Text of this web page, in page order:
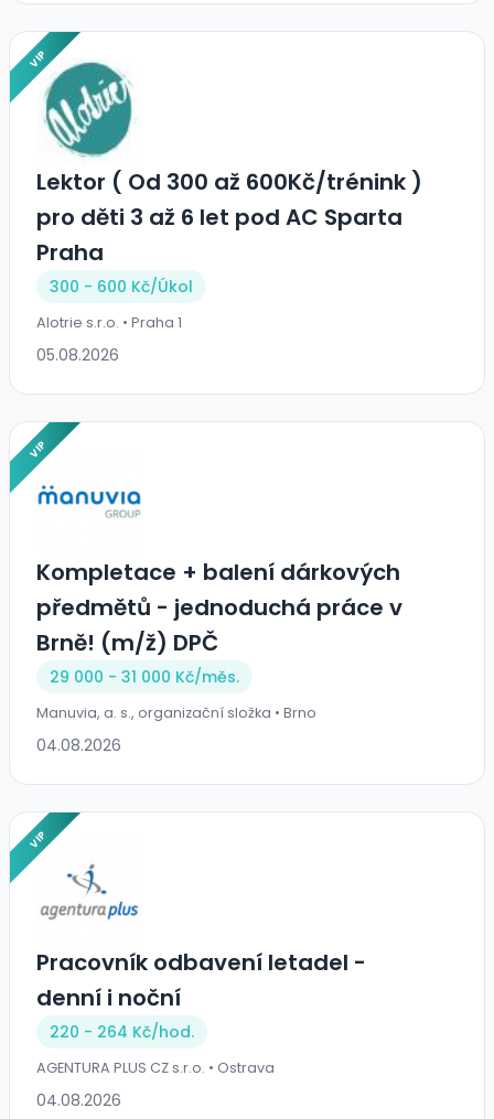
VIP
Lektor ( Od 300 až 600Kč/trénink )
pro děti 3 až 6 let pod AC Sparta
Praha
300 - 600 Kč/Úkol
Alotrie s.r.o. • Praha 1
05.08.2026
VIP
Kompletace + balení dárkových
předmětů - jednoduchá práce v
Brně! (m/ž) DPČ
29 000 - 31 000 Kč/měs.
Manuvia, a. s., organizační složka • Brno
04.08.2026
VIP
Pracovník odbavení letadel -
denní i noční
220 - 264 Kč/hod.
AGENTURA PLUS CZ s.r.o. • Ostrava
04.08.2026